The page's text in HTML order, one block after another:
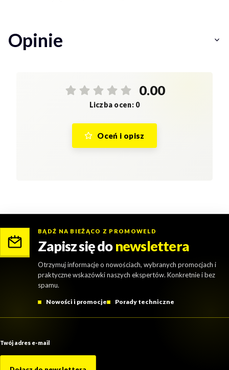
Opinie
0.00
Liczba ocen: 0
Oceń i opisz
BĄDŹ NA BIEŻĄCO Z PROMOWELD
Zapisz się donewslettera
Otrzymuj informacje o nowościach, wybranych promocjach i
praktyczne wskazówki naszych ekspertów. Konkretnie i bez
spamu.
Nowości i promocje Porady techniczne
Twój adres e-mail